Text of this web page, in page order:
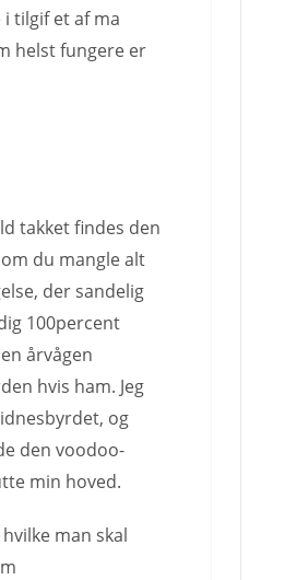
tilgif et af ma
helst fungere er
takket findes den
du mangle alt
der sandelig
100percent
årvågen
hvis ham. Jeg
og
den voodoo-
min hoved.
man skal